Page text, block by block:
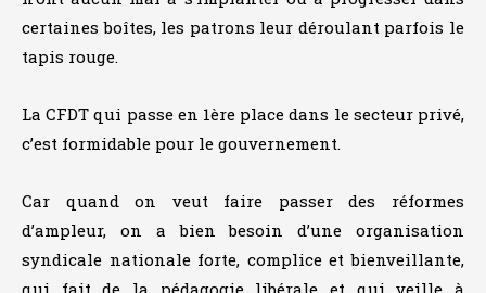
certaines boîtes, les patrons leur déroulant parfois le
tapis rouge.
La CFDT qui passe en 1ère place dans le secteur privé,
c’est formidable pour le gouvernement.
Car quand on veut faire passer des réformes
d’ampleur, on a bien besoin d’une organisation
syndicale nationale forte, complice et bienveillante,